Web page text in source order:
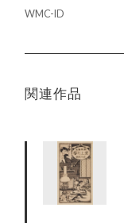
WMC-ID
関連作品